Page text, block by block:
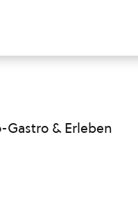
Gastro & Erleben